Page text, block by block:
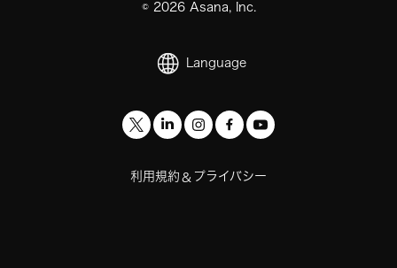
© 2026Asana, Inc.
Language
利用規約 & プライバシー